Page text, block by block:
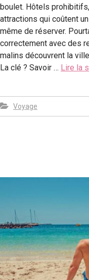
boulet. Hôtels
attractions qui coûtent
même de réserver.
correctement avec des
malins découvrent la
La clé ? Savoir … Lire la
Voyage